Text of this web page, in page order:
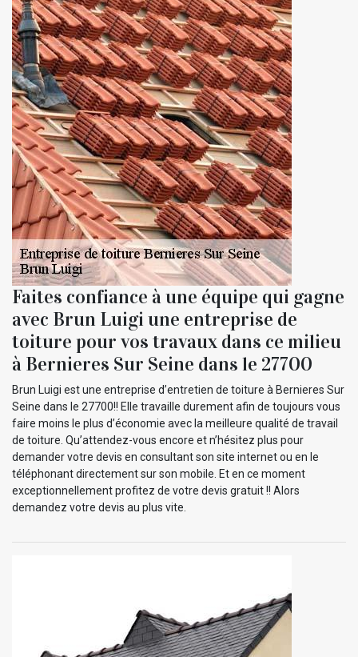
Faites confiance à une équipe qui gagne
avec Brun Luigi une entreprise de
toiture pour vos travaux dans ce milieu
à Bernieres Sur Seine dans le 27700
Brun Luigi est une entreprise d’entretien de toiture à Bernieres Sur
Seine dans le 27700!! Elle travaille durement afin de toujours vous
faire moins le plus d’économie avec la meilleure qualité de travail
de toiture. Qu’attendez-vous encore et n’hésitez plus pour
demander votre devis en consultant son site internet ou en le
téléphonant directement sur son mobile. Et en ce moment
exceptionnellement profitez de votre devis gratuit !! Alors
demandez votre devis au plus vite.